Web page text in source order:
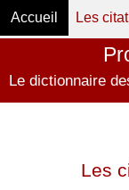
Accueil Les
Le dictionnaire
Les